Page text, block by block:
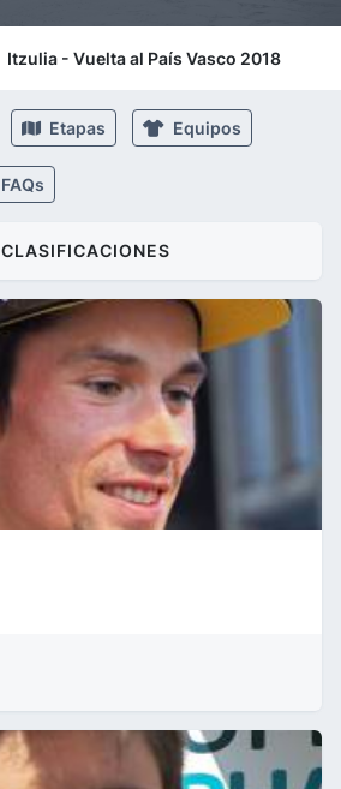
Itzulia - Vuelta al País Vasco 2018
Etapas Equipos
FAQs
CLASIFICACIONES